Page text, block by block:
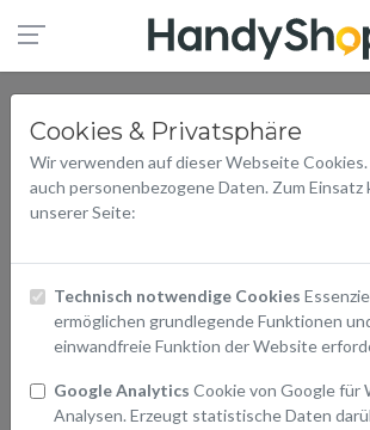
Cookies & Privatsphäre
Wir verwenden auf dieser Webseite
auch personenbezogene Daten. Zum Einsatz
unserer Seite:
Technisch notwendige Cookies
ermöglichen grundlegende Funktionen
einwandfreie Funktion der Website
Google Analytics Cookie von Google für
Analysen. Erzeugt statistische Daten